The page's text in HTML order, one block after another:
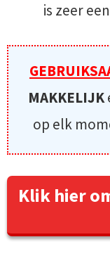
is zeer
MAKKELIJK
op elk
Klik hier